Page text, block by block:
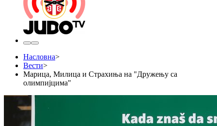
Насловна>
Вести>
Марица, Милица и Страхиња на "Дружењу са
олимпијцима"